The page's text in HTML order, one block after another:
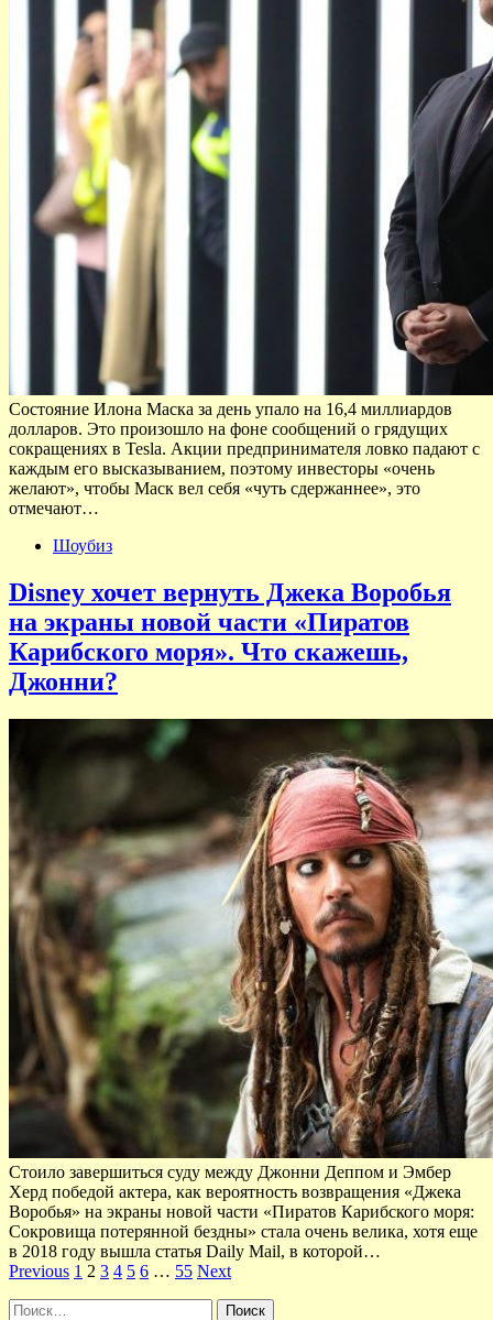
Состояние Илона Маска за день упало на 16,4 миллиардов
долларов. Это произошло на фоне сообщений о грядущих
сокращениях в Tesla. Акции предпринимателя ловко падают с
каждым его высказыванием, поэтому инвесторы «очень
желают», чтобы Маск вел себя «чуть сдержаннее», это
отмечают…
Шоубиз
Disney хочет вернуть Джека Воробья
на экраны новой части «Пиратов
Карибского моря». Что скажешь,
Джонни?
Стоило завершиться суду между Джонни Деппом и Эмбер
Херд победой актера, как вероятность возвращения «Джека
Воробья» на экраны новой части «Пиратов Карибского моря:
Сокровища потерянной бездны» стала очень велика, хотя еще
в 2018 году вышла статья Daily Mail, в которой…
Пагинация
записей
Previous 1 2 3 4 5 6 … 55 Next
Найти: